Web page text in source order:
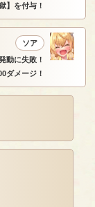
】を付与！
ソア
動に失敗！
ダメージ！